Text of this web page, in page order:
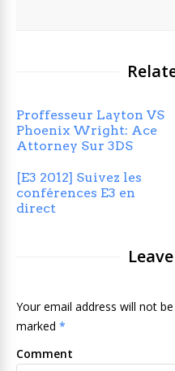
Proffesseur Layton VS
Phoenix Wright: Ace
Attorney Sur 3DS
[E3 2012] Suivez les
conférences E3 en
direct
Your email address will not
marked *
Comment